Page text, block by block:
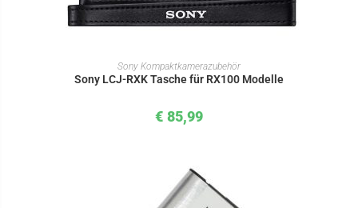
IN DEN WARENKORB
Sony Kompaktkamerazubehör
Sony LCJ-RXK Tasche für RX100 Modelle
€ 85,99